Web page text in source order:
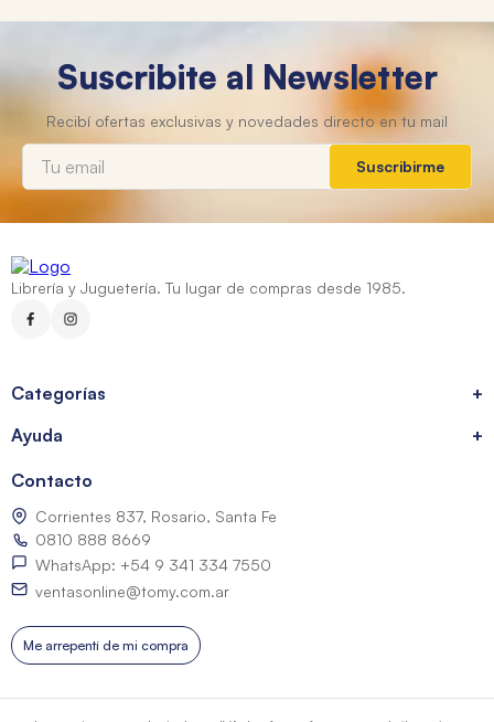
Suscribite al Newsletter
Suscribirme
Librería y Juguetería. Tu lugar de compras desde 1985.
Categorías
+
Ayuda
+
Contacto
Corrientes 837, Rosario, Santa Fe
0810 888 8669
WhatsApp: +54 9 341 334 7550
ventasonline@tomy.com.ar
Me arrepentí de mi compra